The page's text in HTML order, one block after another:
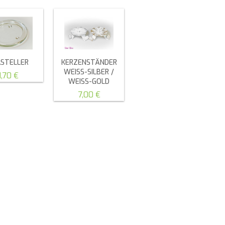
€
KERZENSTÄNDER
WEISS-SILBER /
WEISS-GOLD
7,00 €